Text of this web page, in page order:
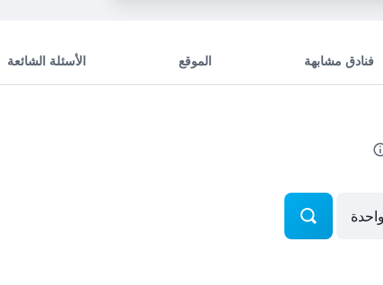
فنادق مشابهة الموقع الأسئلة الشائعة